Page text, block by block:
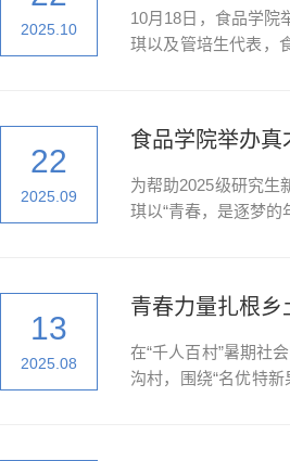
2025.10
10月18日，食品学院
琪以及管培生代表，
22
2025.09
食品学院举办
为帮助2025级研究生
琪以“青春，是逐梦
13
2025.08
青春力量扎根乡
在“千人百村”暑期社
沟村，围绕“名优特